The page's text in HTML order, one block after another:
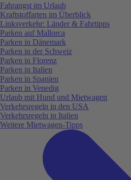
Fahrangst im Urlaub
Kraftstoffarten im Überblick
Linksverkehr: Länder & Fahrtipps
Parken auf Mallorca
Parken in Dänemark
Parken in der Schweiz
Parken in Florenz
Parken in Italien
Parken in Spanien
Parken in Venedig
Urlaub mit Hund und Mietwagen
Verkehrsregeln in den USA
Verkehrsregeln in Italien
Weitere Mietwagen-Tipps